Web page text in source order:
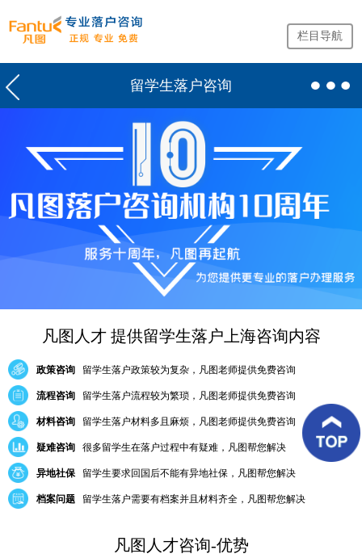
站
页
留
学
询
务
优
势
客
户
案
例
栏目导航
留学生落户咨询
凡图人才 提供留学生落户上海咨询内容
政策咨询 留学生落户政策较为复杂，凡图老师提供免费咨询
流程咨询 留学生落户流程较为繁琐，凡图老师提供免费咨询
材料咨询 留学生落户材料多且麻烦，凡图老师提供免费咨询
疑难咨询 很多留学生在落户过程中有疑难，凡图帮您解决
异地社保 留学生要求回国后不能有异地社保，凡图帮您解决
档案问题 留学生落户需要有档案并且材料齐全，凡图帮您解决
凡图人才咨询-优势